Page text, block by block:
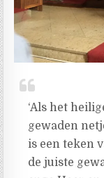
‘Als het
gewaden
is een teken
de juiste